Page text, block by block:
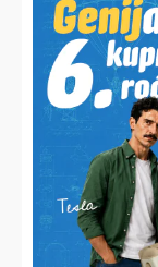
BRIGA O
Esterova 19
poznate zgrade